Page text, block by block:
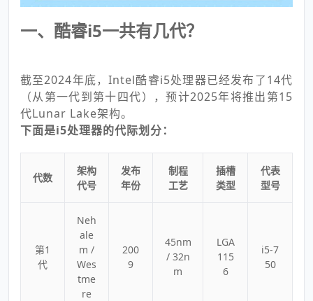
一、酷睿i5一共有几代？
截至2024年底，Intel酷睿i5处理器已经发布了14代
（从第一代到第十四代），预计2025年将推出第15
代Lunar Lake架构。
下面是i5处理器的代际划分：
代数
架构
代号
发布
年份
制程
工艺
插槽
类型
代表
型号
第1
代
Neh
ale
m /
Wes
tme
re
200
9
45nm
/ 32n
m
LGA
115
6
i5-7
50